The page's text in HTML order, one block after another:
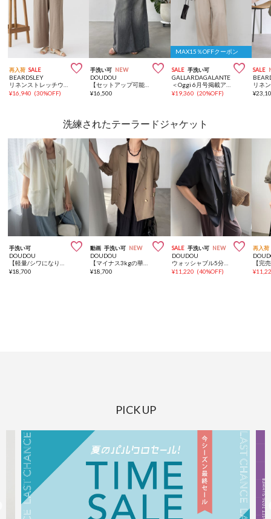
再入荷 SALE 
BEARDSLEY
リネンストレッチウエストリブワイドパンツ【セットアップ】
¥16,940 (30%OFF)
手洗い可 NEW 
DOUDOU
【セットアップ可能】ベルト付ライトデニムタイトスカート
¥16,500
MAX15％OFFクーポン
SALE 手洗い可 
GALLARDAGALANTE
＜Oggi 6月号掲載アイテム＞【セットアップ対応】【夏でも快適】シアーデニムパンツ
¥19,360 (20%OFF)
SALE
¥
洗練されたテーラードジャケット
手洗い可 
DOUDOU
¥18,700
動画 手洗い可 NEW 
DOUDOU
¥18,700
SALE 手洗い可 NEW 
DOUDOU
ウォッシャブル5分袖シアーダブルジャケット
¥11,220 (40%OFF)
再入荷
¥
PICK UP